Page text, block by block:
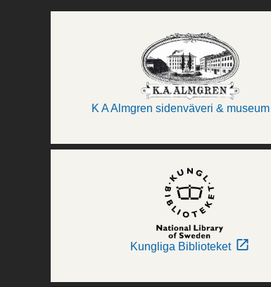
K A Almgren sidenväveri & museum
Kungliga Biblioteket